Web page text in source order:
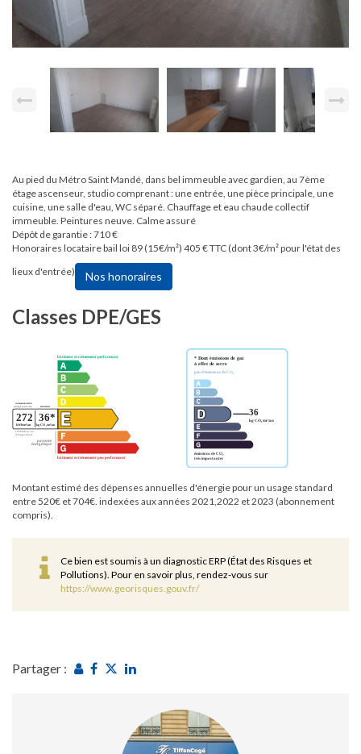
Au pied du Métro Saint Mandé, dans bel immeuble avec gardien, au 7ème
étage ascenseur, studio comprenant : une entrée, une pièce principale, une
cuisine, une salle d'eau, WC séparé. Chauffage et eau chaude collectif
immeuble. Peintures neuve. Calme assuré
Dépôt de garantie : 710 €
Honoraires locataire bail loi 89 (15€/m²) 405 € TTC (dont 3€/m² pour l'état des
lieux d'entrée)
Nos honoraires
Classes DPE/GES
Montant estimé des dépenses annuelles d'énergie pour un usage standard
entre 520€ et 704€. indexées aux années 2021,2022 et 2023 (abonnement
compris).
Ce bien est soumis à un diagnostic ERP (État des Risques et
Pollutions). Pour en savoir plus, rendez-vous sur
https://www.georisques.gouv.fr/
Partager :